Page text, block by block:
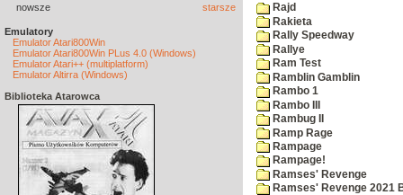
nowsze starsze
Emulatory
Emulator Atari800Win
Emulator Atari800Win PLus 4.0 (Windows)
Emulator Atari++ (multiplatform)
Emulator Altirra (Windows)
Biblioteka Atarowca
Rajd
Rakieta
Rally Speedway
Rallye
Ram Test
Ramblin Gamblin
Rambo 1
Rambo III
Rambug II
Ramp Rage
Rampage
Rampage!
Ramses' Revenge
Ramses' Revenge 2021